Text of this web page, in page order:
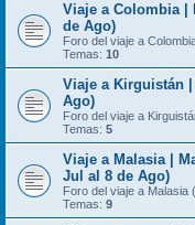
Viaje a Colombia |
de Ago)
Foro del viaje a
Temas: 10
Viaje a Kirguistán
Ago)
Foro del viaje a
Temas: 5
Viaje a Malasia |
Jul al 8 de Ago)
Foro del viaje a Malasia
Temas: 9